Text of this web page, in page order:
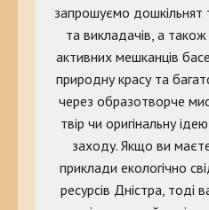
запрошуємо дошкільнят
та викладачів, а також
активних мешканців
природну красу та
через образотворче
твір чи оригінальну
заходу. Якщо ви
приклади екологічно
ресурсів Дністра, тоді